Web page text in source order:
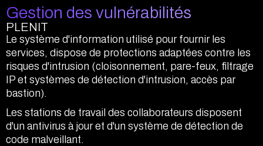
Gestion des vulnérabilités
PLENIT
Le système d'information utilisé pour fournir les
services, dispose de protections adaptées contre les
risques d'intrusion (cloisonnement, pare-feux, filtrage
IP et systèmes de détection d'intrusion, accès par
bastion).
Les stations de travail des collaborateurs disposent
d'un antivirus à jour et d'un système de détection de
code malveillant.